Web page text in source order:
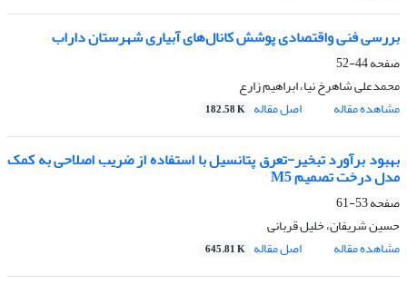
بررسی فنی واقتصادی پوشش کانال‌های آبیاری شهرستان داراب
صفحه44-52
محمدعلی شاهرخ نیا، ابراهیم زارع
مشاهده مقاله
اصل مقاله 182.58 K
بهبود برآورد تبخیر-تعرق پتانسیل با استفاده از ضریب اصلاحی به کمک
مدل درخت تصمیم M5
صفحه53-61
حسین شریفان، خلیل قربانی
مشاهده مقاله
اصل مقاله 645.81 K